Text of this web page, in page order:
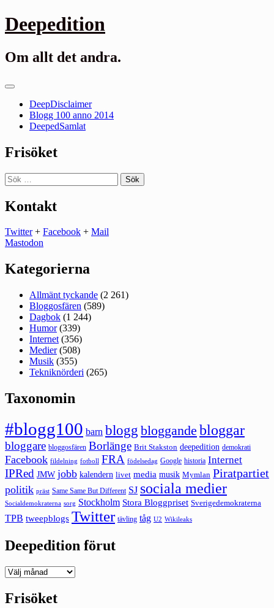
Gå
till
Deepedition
Om allt det andra.
Primär
DeepDisclaimer
Blogg 100 anno 2014
DeepedSamlat
Frisöket
Sök
efter:
Kontakt
Twitter+ Facebook + Mail
Mastodon
Kategorierna
Allmänt tyckande (2 261)
Bloggosfären (589)
Dagbok (1 244)
Humor(339)
Internet (356)
Medier(508)
Musik (355)
Tekniknörderi (265)
Taxonomin
#blogg100 barn blogg bloggande bloggar
bloggare bloggosfären Borlänge Brit Stakston deepedition demokrati
Facebook fildelning fotboll FRA födelsedag Google historia Internet
IPRed JMW jobb kalendern livet media musik Mymlan Piratpartiet
politik präst Same Same But Different SJ sociala medier
Socialdemokraterna sorg Stockholm Stora Bloggpriset Sverigedemokraterna
TPB tweepblogs Twitter tävling tåg U2 Wikileaks
Deepedition förut
Deepedition
Frisöket